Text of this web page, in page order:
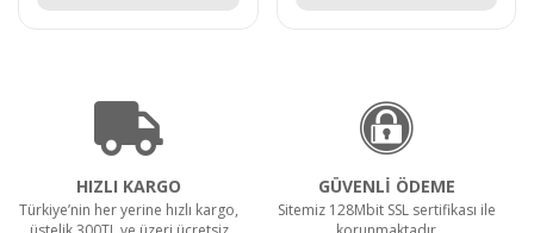
HIZLI KARGO
Türkiye’nin her yerine hızlı kargo,
GÜVENLİ ÖDEME
Sitemiz 128Mbit SSL sertifikası ile